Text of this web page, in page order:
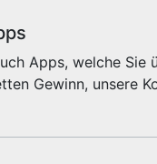
Apps, welche Sie
Gewinn, unsere